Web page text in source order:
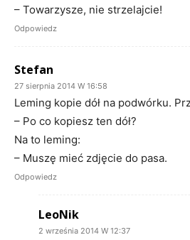
– Towarzysze, nie strzelajcie!
Odpowiedz
Stefan
27 sierpnia 2014 W 16:58
Leming kopie dół na podwórku.
– Po co kopiesz ten dół?
Na to leming:
– Muszę mieć zdjęcie do pasa.
Odpowiedz
LeoNik
2 września 2014 W 12:37